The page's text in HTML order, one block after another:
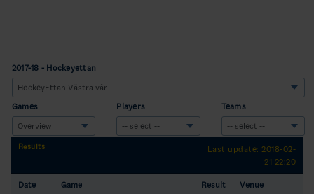
2017-18 - Hockeyettan
Games Players Teams
Results
Last update: 2018-02-
21 22:20
Date Game Result Venue